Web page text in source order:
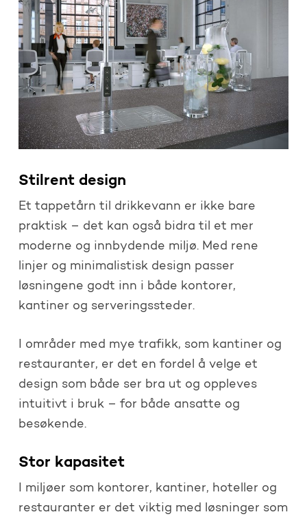
Stilrent design
Et tappetårn til drikkevann er ikke bare
praktisk – det kan også bidra til et mer
moderne og innbydende miljø. Med rene
linjer og minimalistisk design passer
løsningene godt inn i både kontorer,
kantiner og serveringssteder.
I områder med mye trafikk, som kantiner og
restauranter, er det en fordel å velge et
design som både ser bra ut og oppleves
intuitivt i bruk – for både ansatte og
besøkende.
Stor kapasitet
I miljøer som kontorer, kantiner, hoteller og
restauranter er det viktig med løsninger som